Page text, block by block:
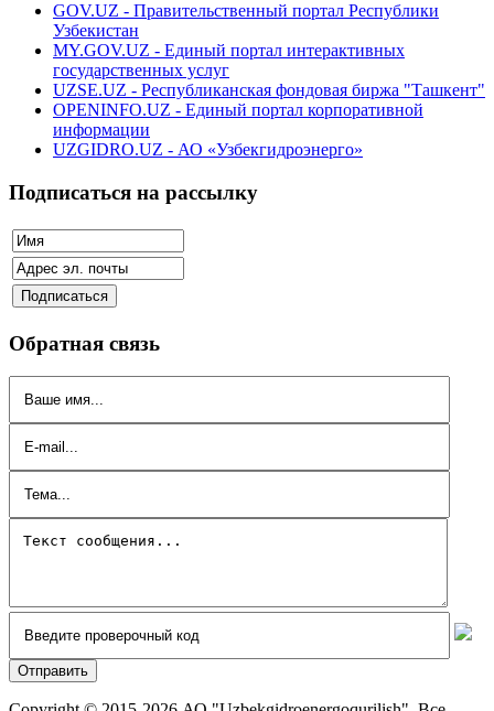
GOV.UZ - Правительственный портал Республики
Узбекистан
MY.GOV.UZ - Единый портал интерактивных
государственных услуг
UZSE.UZ - Республиканская фондовая биржа "Ташкент"
OPENINFO.UZ - Единый портал корпоративной
информации
UZGIDRO.UZ - АО «Узбекгидроэнерго»
Подписаться на рассылку
Обратная связь